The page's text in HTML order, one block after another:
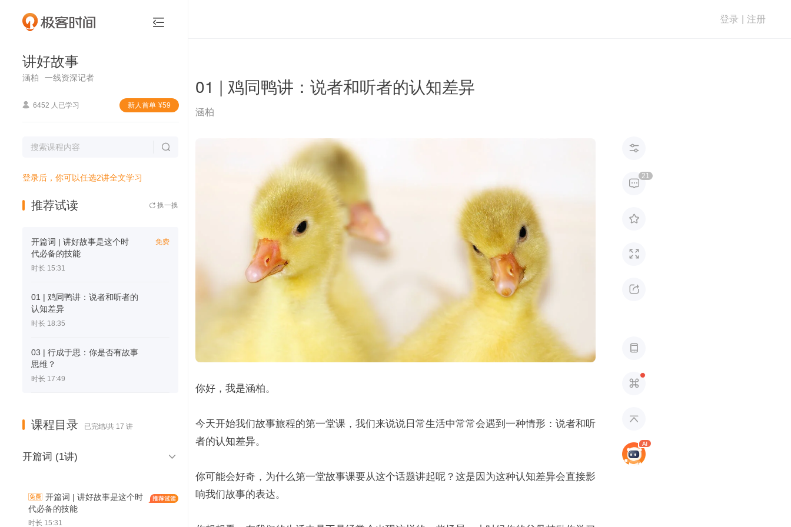

讲好故事
涵柏 一线资深记者
 6452 人已学习 新⼈⾸单 ¥59

登录后，你可以任选2讲全文学习
推荐试读  换一换
开篇词 | 讲好故事是这个时
代必备的技能
时长 15:31
免费
01 | 鸡同鸭讲：说者和听者的
认知差异
时长 18:35
03 | 行成于思：你是否有故事
思维？
时长 17:49
课程目录 已完结/共 17 讲
开篇词 (1讲) 
开篇词 | 讲好故事是这个时
代必备的技能
时长 15:31
 讲好故事 登录 注册
01 | 鸡同鸭讲：说者和听者的认知差异
涵柏
你好，我是涵柏。
今天开始我们故事旅程的第一堂课，我们来说说日常生活中常常会遇到一种情形：说者和听
者的认知差异。
你可能会好奇，为什么第一堂故事课要从这个话题讲起呢？这是因为这种认知差异会直接影
响我们故事的表达。


21





